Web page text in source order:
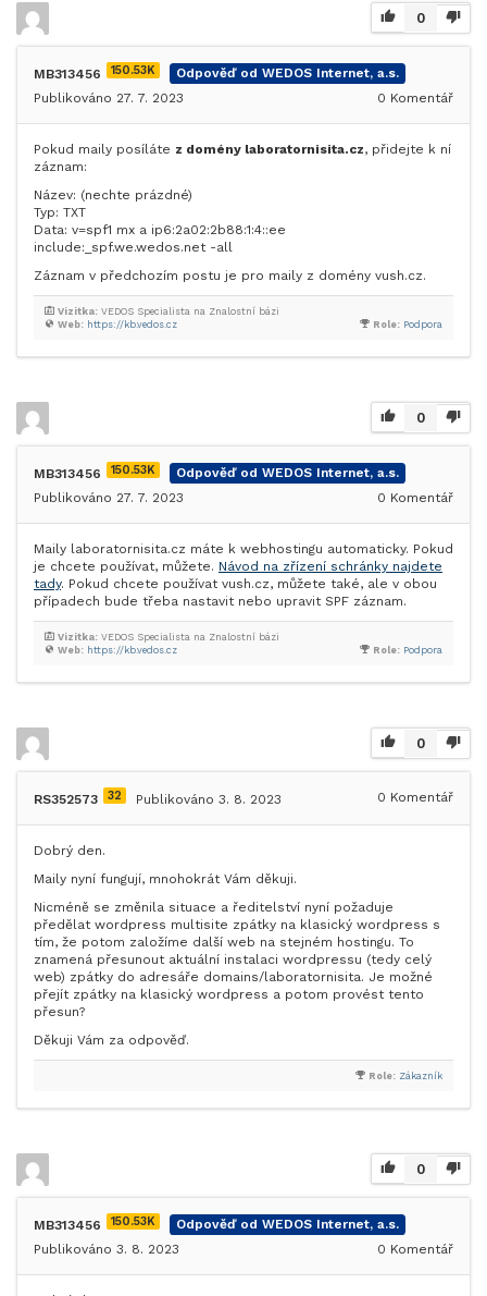
0
MB313456 150.53K
Odpověď od WEDOS Internet, a.s.
Publikováno 27. 7. 2023
0 Komentář
Pokud maily posíláte z domény laboratornisita.cz, přidejte k ní
záznam:
Název: (nechte prázdné)
Typ: TXT
Data: v=spf1 mx a ip6:2a02:2b88:1:4::ee
include:_spf.we.wedos.net -all
Záznam v předchozím postu je pro maily z domény vush.cz.
Role: Podpora
Web: https://kb.vedos.cz
Vizitka: VEDOS Specialista na Znalostní bázi
0
MB313456 150.53K
Odpověď od WEDOS Internet, a.s.
Publikováno 27. 7. 2023
0 Komentář
Maily laboratornisita.cz máte k webhostingu automaticky. Pokud
je chcete používat, můžete. Návod na zřízení schránky najdete
tady. Pokud chcete používat vush.cz, můžete také, ale v obou
případech bude třeba nastavit nebo upravit SPF záznam.
Role: Podpora
Web: https://kb.vedos.cz
Vizitka: VEDOS Specialista na Znalostní bázi
0
RS352573 32 Publikováno 3. 8. 2023 0 Komentář
Dobrý den.
Maily nyní fungují, mnohokrát Vám děkuji.
Nicméně se změnila situace a ředitelství nyní požaduje
předělat wordpress multisite zpátky na klasický wordpress s
tím, že potom založíme další web na stejném hostingu. To
znamená přesunout aktuální instalaci wordpressu (tedy celý
web) zpátky do adresáře domains/laboratornisita. Je možné
přejít zpátky na klasický wordpress a potom provést tento
přesun?
Děkuji Vám za odpověď.
Role: Zákazník
0
MB313456 150.53K
Odpověď od WEDOS Internet, a.s.
Publikováno 3. 8. 2023
0 Komentář